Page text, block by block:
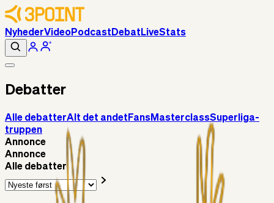
NyhederVideoPodcast Debat LiveStats
Debatter
Alle debatterAlt det andet FansMasterclassSuperliga-
truppen
Annonce
Annonce
Alle debatter
Superliga-truppen